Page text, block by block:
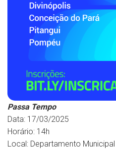
Passa Tempo
Data: 17/03/2025
Horário: 14h
Local: Departamento